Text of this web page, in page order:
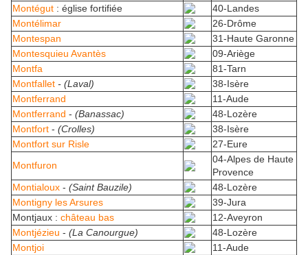
Montégut : église fortifiée
40-Landes
Montélimar
26-Drôme
Montespan
31-Haute Garonne
Montesquieu Avantès
09-Ariège
Montfa
81-Tarn
Montfallet - (Laval)
38-Isère
Montferrand
11-Aude
Montferrand - (Banassac)
48-Lozère
Montfort - (Crolles)
38-Isère
Montfort sur Risle
27-Eure
Montfuron
04-Alpes de Haute
Provence
Montialoux - (Saint Bauzile)
48-Lozère
Montigny les Arsures
39-Jura
Montjaux : château bas
12-Aveyron
Montjézieu - (La Canourgue)
48-Lozère
Montjoi
11-Aude